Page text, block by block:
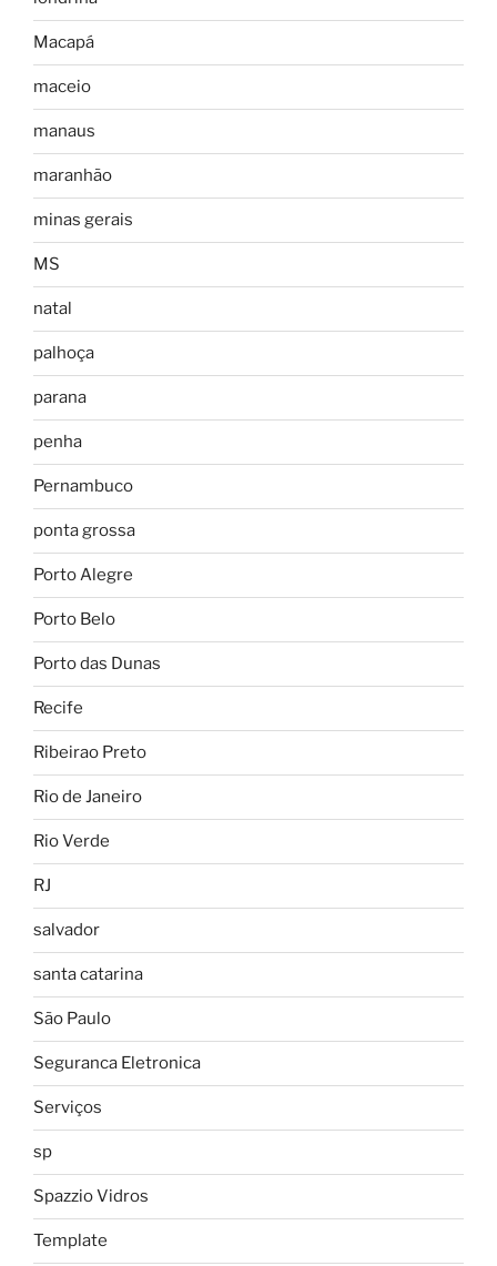
Macapá
maceio
manaus
maranhão
minas gerais
MS
natal
palhoça
parana
penha
Pernambuco
ponta grossa
Porto Alegre
Porto Belo
Porto das Dunas
Recife
Ribeirao Preto
Rio de Janeiro
Rio Verde
RJ
salvador
santa catarina
São Paulo
Seguranca Eletronica
Serviços
sp
Spazzio Vidros
Template